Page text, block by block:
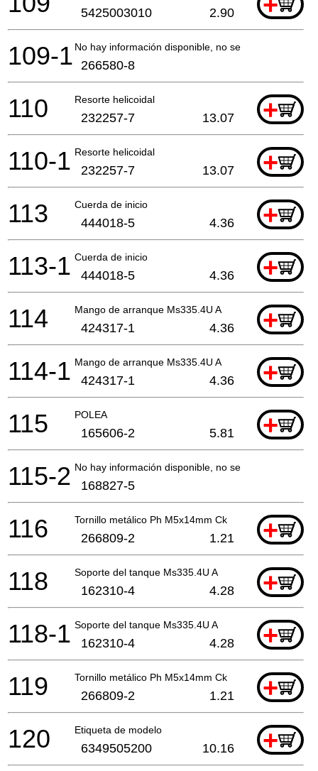
5425003010 2.90
No hay información disponible, no se puede pedir
109-1 266580-8
Resorte helicoidal +
110 232257-7 13.07
Resorte helicoidal +
110-1 232257-7 13.07
Cuerda de inicio +
113 444018-5 4.36
Cuerda de inicio +
113-1 444018-5 4.36
Mango de arranque Ms335.4U A +
114 424317-1 4.36
Mango de arranque Ms335.4U A +
114-1 424317-1 4.36
POLEA +
115 165606-2 5.81
No hay información disponible, no se puede pedir
115-2 168827-5
Tornillo metálico Ph M5x14mm Ck +
116 266809-2 1.21
Soporte del tanque Ms335.4U A +
118 162310-4 4.28
Soporte del tanque Ms335.4U A +
118-1 162310-4 4.28
Tornillo metálico Ph M5x14mm Ck +
119 266809-2 1.21
Etiqueta de modelo +
120 6349505200 10.16